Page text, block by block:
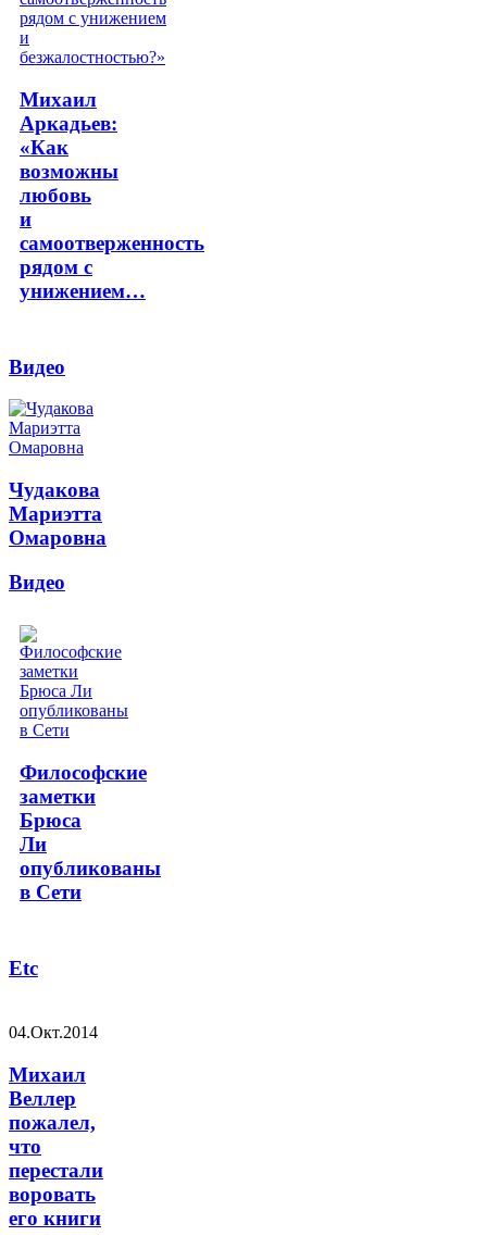
Михаил
Аркадьев:
«Как
возможны
любовь
и
самоотверженность
рядом с
унижением…
Видео
Чудакова
Мариэтта
Омаровна
Видео
Философские
заметки
Брюса
Ли
опубликованы
в Сети
Etc
04.Окт.2014
Михаил
Веллер
пожалел,
что
перестали
воровать
его книги